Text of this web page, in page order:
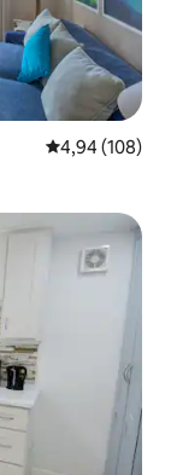
Classificação
4,94 (108)